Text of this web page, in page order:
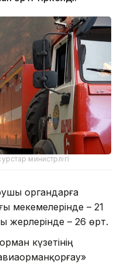
министрлігі
органдарға
мекемелерінде – 21
жерлерінде – 26 өрт.
күзетінің